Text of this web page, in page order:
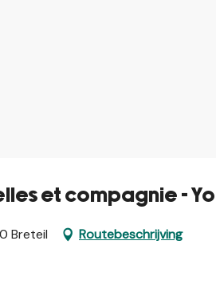
et compagnie -
Breteil Routebeschrijving